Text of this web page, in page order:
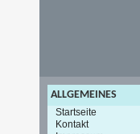
ALLGEMEINES
Startseite
Kontakt